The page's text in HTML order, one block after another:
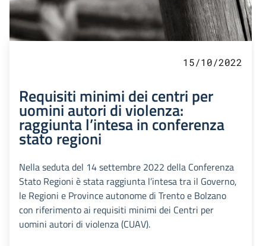
15/10/2022
Requisiti minimi dei centri per
uomini autori di violenza:
raggiunta l’intesa in conferenza
stato regioni
Nella seduta del 14 settembre 2022 della Conferenza
Stato Regioni è stata raggiunta l’intesa tra il Governo,
le Regioni e Province autonome di Trento e Bolzano
con riferimento ai requisiti minimi dei Centri per
uomini autori di violenza (CUAV).